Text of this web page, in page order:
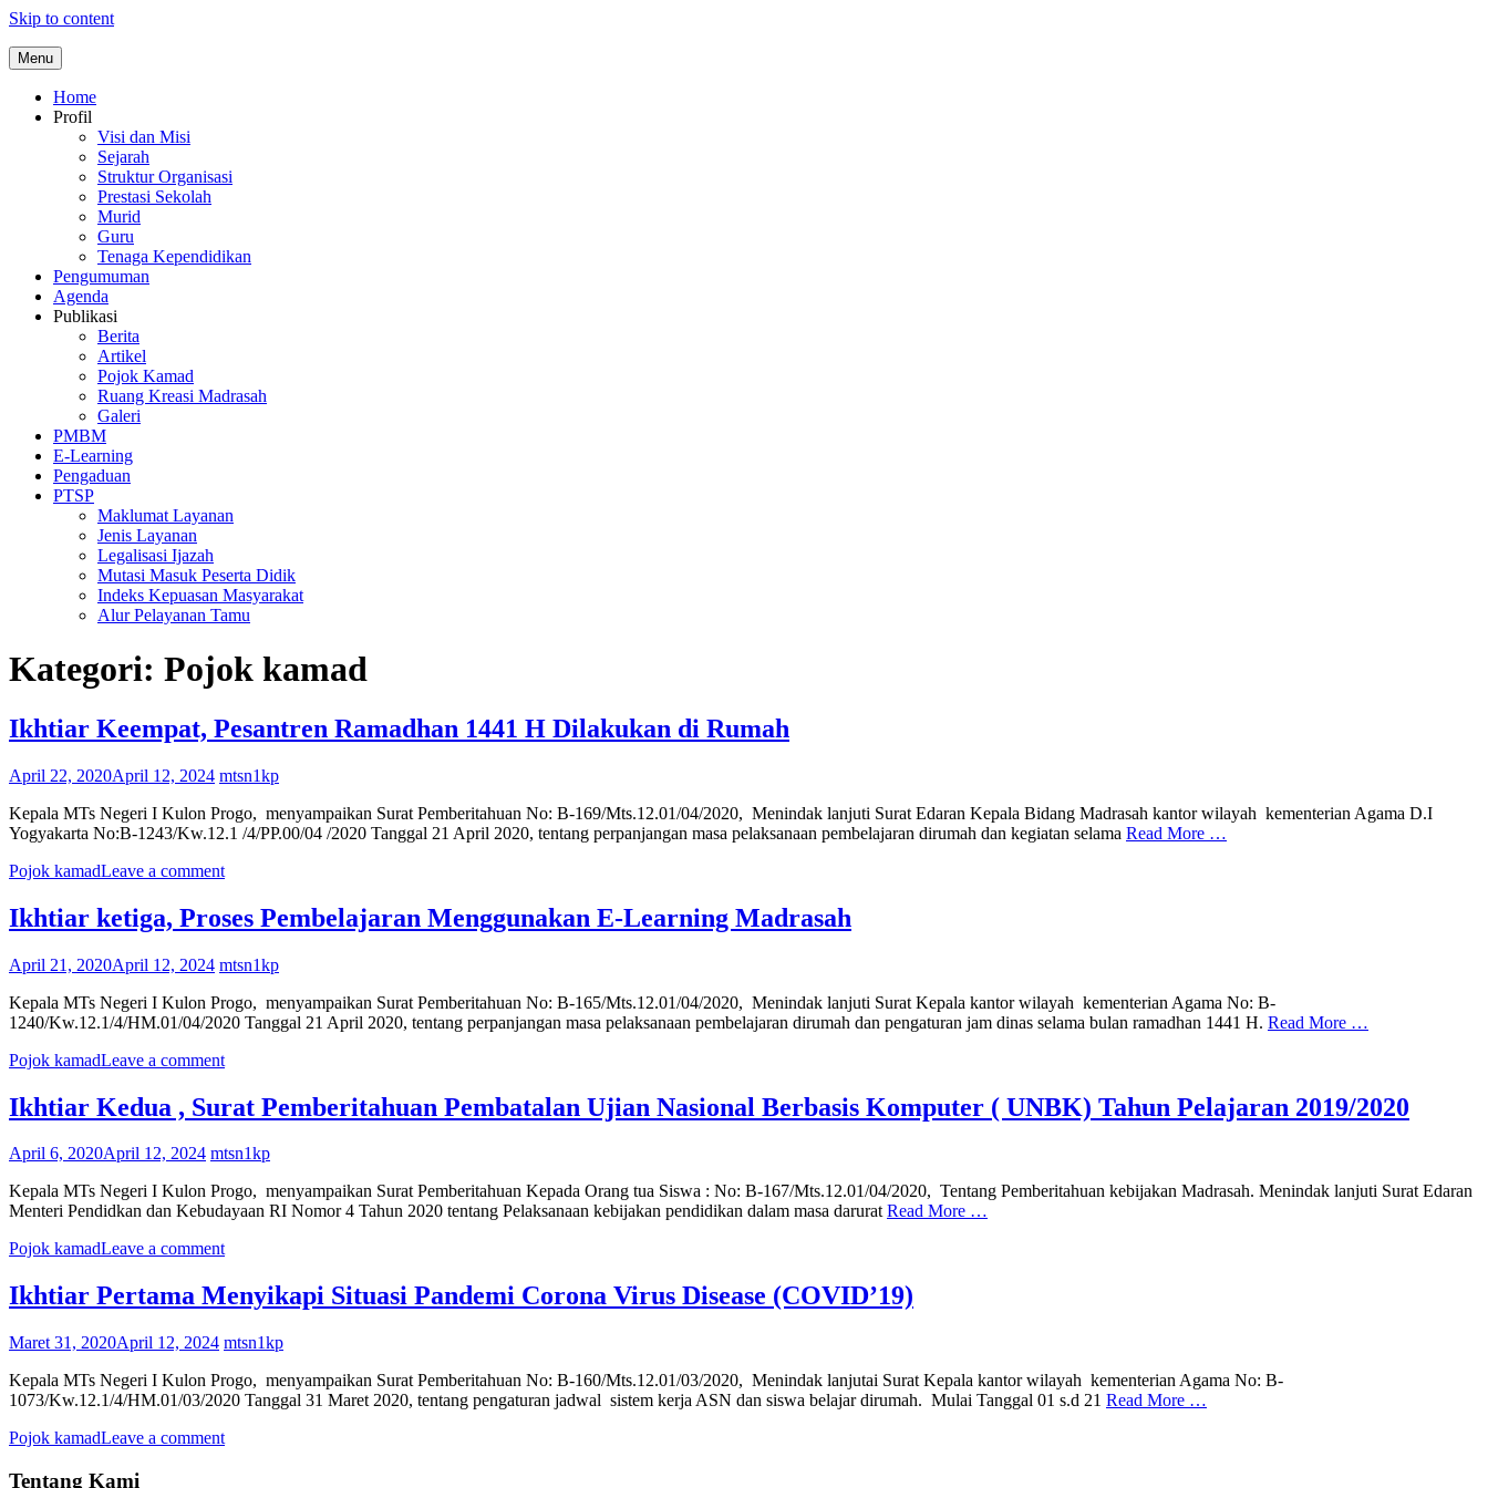
Skip to content
Menu
Home
Profil
Visi dan Misi
Sejarah
Struktur Organisasi
Prestasi Sekolah
Murid
Guru
Tenaga Kependidikan
Pengumuman
Agenda
Publikasi
Berita
Artikel
Pojok Kamad
Ruang Kreasi Madrasah
Galeri
PMBM
E-Learning
Pengaduan
PTSP
Maklumat Layanan
Jenis Layanan
Legalisasi Ijazah
Mutasi Masuk Peserta Didik
Indeks Kepuasan Masyarakat
Alur Pelayanan Tamu
Kategori: Pojok kamad
Ikhtiar Keempat, Pesantren Ramadhan 1441 H Dilakukan di Rumah
April 22, 2020April 12, 2024 mtsn1kp
Kepala MTs Negeri I Kulon Progo, menyampaikan Surat Pemberitahuan No: B-169/Mts.12.01/04/2020, Menindak lanjuti Surat Edaran Kepala Bidang Madrasah kantor wilayah kementerian Agama D.I
Yogyakarta No:B-1243/Kw.12.1 /4/PP.00/04 /2020 Tanggal 21 April 2020, tentang perpanjangan masa pelaksanaan pembelajaran dirumah dan kegiatan selama Read More …
Pojok kamadLeave a comment
Ikhtiar ketiga, Proses Pembelajaran Menggunakan E-Learning Madrasah
April 21, 2020April 12, 2024 mtsn1kp
Kepala MTs Negeri I Kulon Progo, menyampaikan Surat Pemberitahuan No: B-165/Mts.12.01/04/2020, Menindak lanjuti Surat Kepala kantor wilayah kementerian Agama No: B-
1240/Kw.12.1/4/HM.01/04/2020 Tanggal 21 April 2020, tentang perpanjangan masa pelaksanaan pembelajaran dirumah dan pengaturan jam dinas selama bulan ramadhan 1441 H. Read More …
Pojok kamadLeave a comment
Ikhtiar Kedua , Surat Pemberitahuan Pembatalan Ujian Nasional Berbasis Komputer ( UNBK) Tahun Pelajaran 2019/2020
April 6, 2020April 12, 2024 mtsn1kp
Kepala MTs Negeri I Kulon Progo, menyampaikan Surat Pemberitahuan Kepada Orang tua Siswa : No: B-167/Mts.12.01/04/2020, Tentang Pemberitahuan kebijakan Madrasah. Menindak lanjuti Surat Edaran
Menteri Pendidkan dan Kebudayaan RI Nomor 4 Tahun 2020 tentang Pelaksanaan kebijakan pendidikan dalam masa daruratRead More …
Pojok kamadLeave a comment
Ikhtiar Pertama Menyikapi Situasi Pandemi Corona Virus Disease (COVID’19)
Maret 31, 2020April 12, 2024 mtsn1kp
Kepala MTs Negeri I Kulon Progo, menyampaikan Surat Pemberitahuan No: B-160/Mts.12.01/03/2020, Menindak lanjutai Surat Kepala kantor wilayah kementerian Agama No: B-
1073/Kw.12.1/4/HM.01/03/2020 Tanggal 31 Maret 2020, tentang pengaturan jadwal sistem kerja ASN dan siswa belajar dirumah. Mulai Tanggal 01 s.d 21 Read More …
Pojok kamadLeave a comment
Tentang Kami